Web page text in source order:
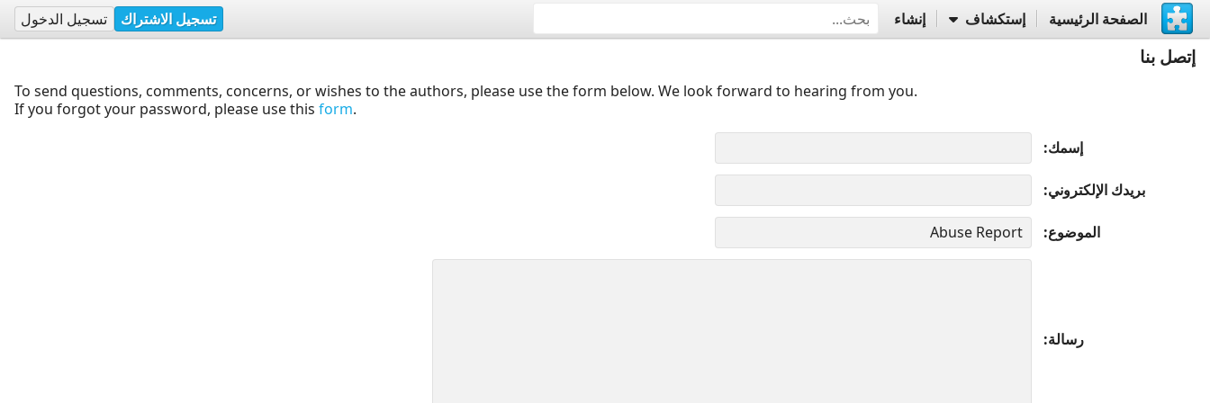
الصفحة الرئيسية إستكشاف إنشاء تسجيل الاشتراك تسجيل الدخول
إتصل بنا
To send questions, comments, concerns, or wishes to the authors, please use the form below. We look forward to hearing from you.
If you forgot your password, please use this form.
إسمك
بريدك الإلكتروني
الموضوع
رسالة